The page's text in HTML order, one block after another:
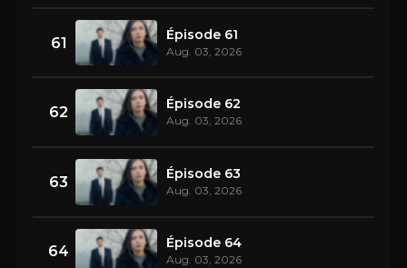
61 Épisode 61
Aug. 03, 2026
62 Épisode 62
Aug. 03, 2026
63 Épisode 63
Aug. 03, 2026
64 Épisode 64
Aug. 03, 2026